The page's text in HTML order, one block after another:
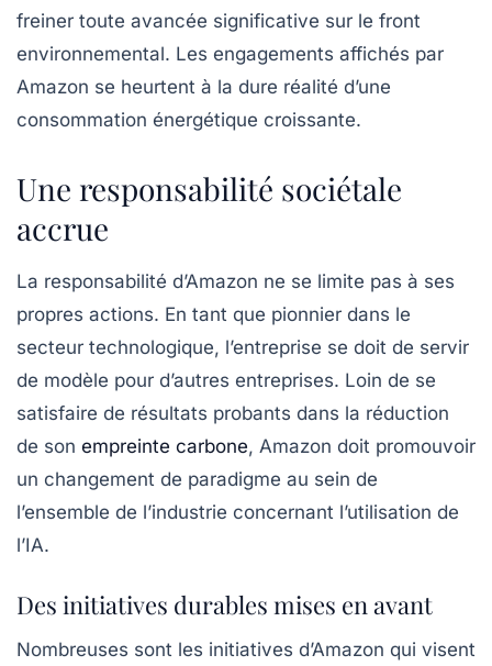
freiner toute avancée significative sur le front
environnemental. Les engagements affichés par
Amazon se heurtent à la dure réalité d’une
consommation énergétique croissante.
Une responsabilité sociétale
accrue
La responsabilité d’Amazon ne se limite pas à ses
propres actions. En tant que pionnier dans le
secteur technologique, l’entreprise se doit de servir
de modèle pour d’autres entreprises. Loin de se
satisfaire de résultats probants dans la réduction
de son empreinte carbone, Amazon doit promouvoir
un changement de paradigme au sein de
l’ensemble de l’industrie concernant l’utilisation de
l’IA.
Des initiatives durables mises en avant
Nombreuses sont les initiatives d’Amazon qui visent